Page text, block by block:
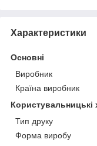
Характеристики
Основні
Виробник
Країна виробник
Користувальницькі
Тип друку
Форма виробу